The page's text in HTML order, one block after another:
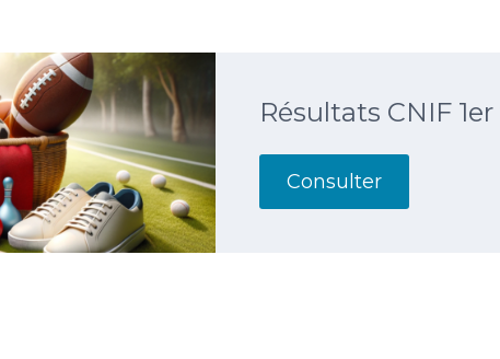
Résultats CNIF
Consulter